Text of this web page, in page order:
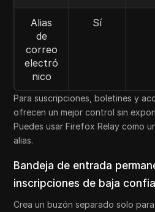
Alias
de
correo
electró
nico
Sí
Para suscripciones, boletines y
ofrecen un mejor control sin
Puedes usar Firefox Relay como
alias.
Bandeja de entrada
inscripciones de baja
Crea un buzón separado solo